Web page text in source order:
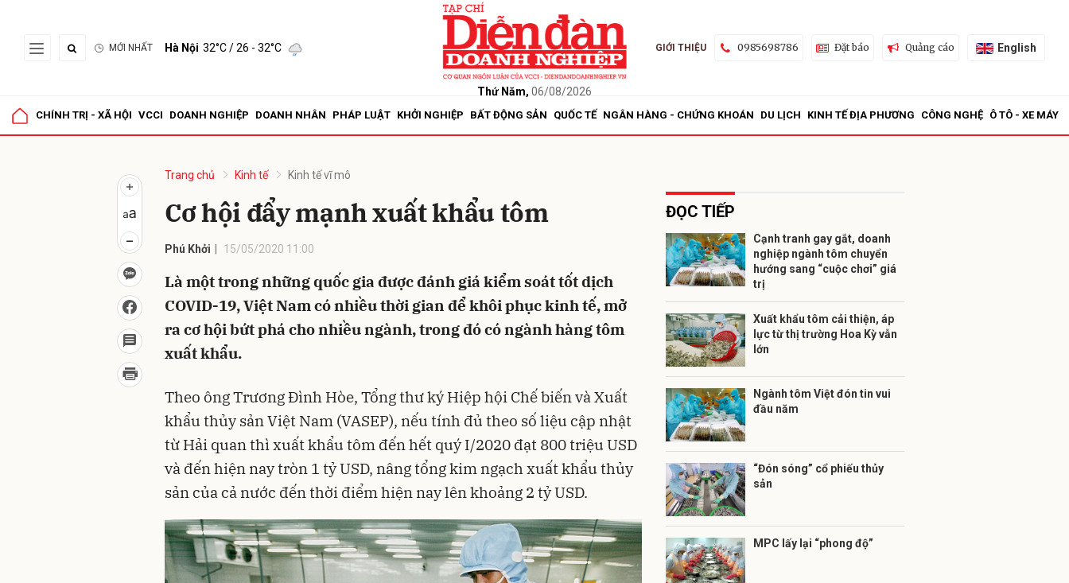
MỚI NHẤT Hà Nội 32°C/ 26 - 32°C
Thứ Năm, 06/08/2026
GIỚI THIỆU 0985698786 Đặt báo Quảng cáo English
CHÍNH TRỊ - XÃ HỘI VCCI DOANH NGHIỆP DOANH NHÂN PHÁP LUẬT KHỞI NGHIỆP BẤT ĐỘNG SẢN QUỐC TẾ NGÂN HÀNG - CHỨNG KHOÁN DU LỊCH KINH TẾ ĐỊA PHƯƠNG CÔNG NGHỆ Ô TÔ - XE MÁY
Trang chủ Kinh tế Kinh tế vĩ mô
Cơ hội đẩy mạnh xuất khẩu tôm
Phú Khởi 15/05/2020 11:00
Là một trong những quốc gia được đánh giá kiểm soát tốt dịch
COVID-19, Việt Nam có nhiều thời gian để khôi phục kinh tế, mở
ra cơ hội bứt phá cho nhiều ngành, trong đó có ngành hàng tôm
xuất khẩu.
Theo ông Trương Đình Hòe, Tổng thư ký Hiệp hội Chế biến và Xuất
khẩu thủy sản Việt Nam (VASEP), nếu tính đủ theo số liệu cập nhật
từ Hải quan thì xuất khẩu tôm đến hết quý I/2020 đạt 800 triệu USD
và đến hiện nay tròn 1 tỷ USD, nâng tổng kim ngạch xuất khẩu thủy
sản của cả nước đến thời điểm hiện nay lên khoảng 2 tỷ USD.
ĐỌC TIẾP
Cạnh tranh gay gắt, doanh
nghiệp ngành tôm chuyển
hướng sang “cuộc chơi” giá
trị
Xuất khẩu tôm cải thiện, áp
lực từ thị trường Hoa Kỳ vẫn
lớn
Ngành tôm Việt đón tin vui
đầu năm
“Đón sóng” cổ phiếu thủy
sản
MPC lấy lại “phong độ”
Gửi